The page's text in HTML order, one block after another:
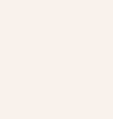
complicada red
me equivocaba, pero
rosas asomaban entre
hiedra!. Eran ellas
misma hermosa
regalada fragancia…
jardín, cómo podía no
lozanía, ¿les vendría
defender un resto de